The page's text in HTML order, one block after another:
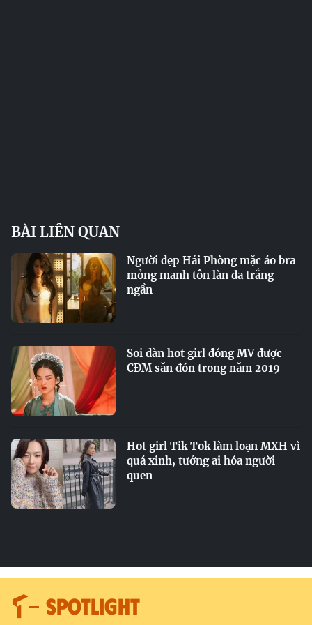
BÀI LIÊN QUAN
Người đẹp Hải Phòng mặc áo bra
mỏng manh tôn làn da trắng
ngần
Soi dàn hot girl đóng MV được
CĐM săn đón trong năm 2019
Hot girl Tik Tok làm loạn MXH vì
quá xinh, tưởng ai hóa người
quen
SPOTLIGHT